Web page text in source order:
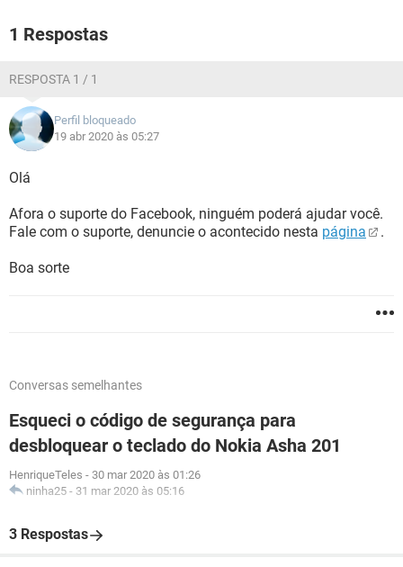
1 Respostas
RESPOSTA 1 / 1
Perfil bloqueado
19 abr 2020 às 05:27
Olá
Afora o suporte do Facebook, ninguém poderá ajudar você.
Fale com o suporte, denuncie o acontecido nesta página .
Boa sorte
Conversas semelhantes
Esqueci o código de segurança para
desbloquear o teclado do Nokia Asha 201
HenriqueTeles - 30 mar 2020 às 01:26
ninha25 - 31 mar 2020 às 05:16
3 Respostas